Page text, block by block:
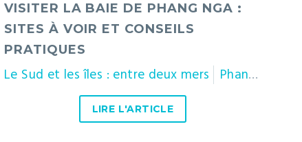
voir
et
conseils
pratiques
VISITER LA BAIE DE PHANG NGA :
SITES À VOIR ET CONSEILS
PRATIQUES
Le Sud et les îles : entre deux mers Phang Nga
LIRE L'ARTICLE